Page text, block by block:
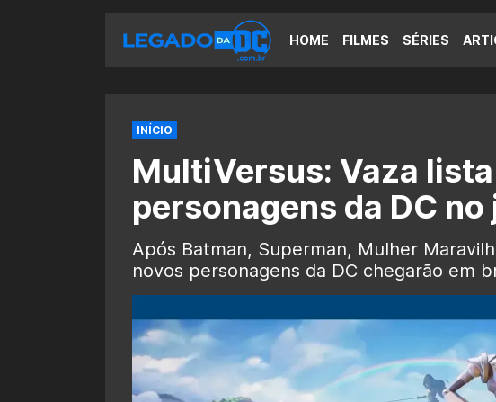
HOME FILMES SÉRIES
INÍCIO
MultiVersus: Vaza
personagens da DC no
Após Batman, Superman, Mulher
novos personagens da DC chegarão em